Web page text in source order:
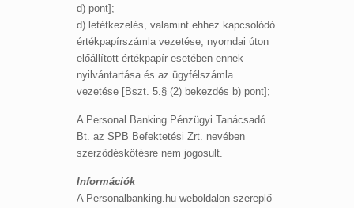
d) pont];
d) letétkezelés, valamint ehhez kapcsolódó
értékpapírszámla vezetése, nyomdai úton
előállított értékpapír esetében ennek
nyilvántartása és az ügyfélszámla
vezetése [Bszt. 5.§ (2) bekezdés b) pont];
A Personal Banking Pénzügyi Tanácsadó
Bt. az SPB Befektetési Zrt. nevében
szerződéskötésre nem jogosult.
Információk
A Personalbanking.hu weboldalon szereplő